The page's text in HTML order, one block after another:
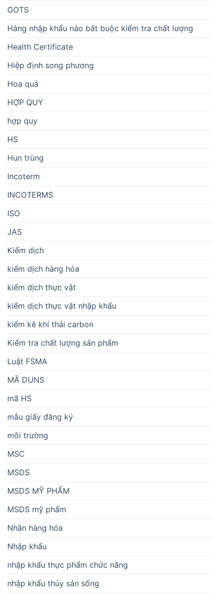
GOTS
Hàng nhập khẩu nào bắt buộc kiểm tra chất lượng
Health Certificate
Hiệp định song phương
Hoa quả
HỢP QUY
hợp quy
HS
Hun trùng
Incoterm
INCOTERMS
ISO
JAS
Kiểm dịch
kiểm dịch hàng hóa
kiểm dịch thực vật
kiểm dịch thực vật nhập khẩu
kiểm kê khí thải carbon
Kiểm tra chất lượng sản phẩm
Luật FSMA
MÃ DUNS
mã HS
mẫu giấy đăng ký
môi trường
MSC
MSDS
MSDS MỸ PHẨM
MSDS mỹ phẩm
Nhãn hàng hóa
Nhập khẩu
nhập khẩu thực phẩm chức năng
nhập khẩu thủy sản sống